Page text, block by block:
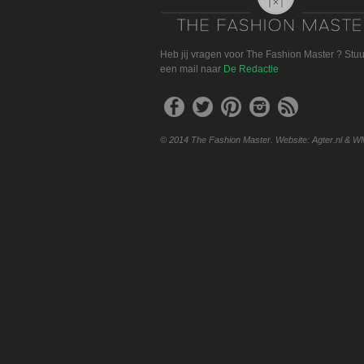
Heb jij vragen voor The Fashion Master ?
een mail naar De Redactie
© 2014 The Fashion Master. Website: Agter.nl &